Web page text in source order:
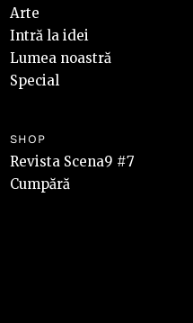
Arte
Intră la idei
Lumea noastră
Special
SHOP
Revista Scena9 #7
Cumpără